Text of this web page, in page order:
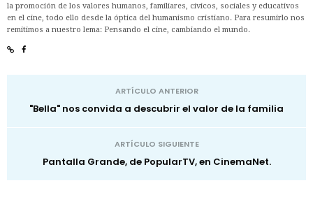
la promoción de los valores humanos, familiares, cívicos, sociales y educativos
en el cine, todo ello desde la óptica del humanismo cristiano. Para resumirlo nos
remitimos a nuestro lema: Pensando el cine, cambiando el mundo.
ARTÍCULO ANTERIOR
"Bella" nos convida a descubrir el valor de la familia
ARTÍCULO SIGUIENTE
Pantalla Grande, de PopularTV, en CinemaNet.